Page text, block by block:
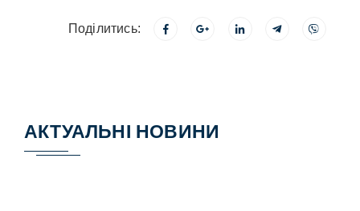
Поділитись:
АКТУАЛЬНІ НОВИНИ